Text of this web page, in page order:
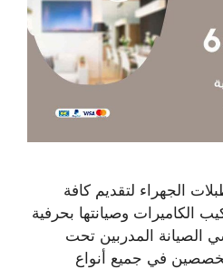
الجهراء لتقديم كافة
الكاميرات وصيانتها بحرفية
الصيانة المدربين تحت
في جميع أنواع